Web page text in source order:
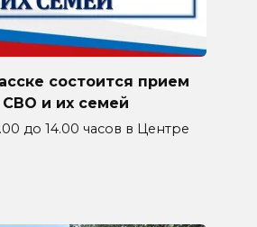
состоится прием
СВО и их семей
до 14.00 часов в Центре